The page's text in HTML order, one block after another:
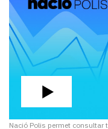
Nació Polis permet